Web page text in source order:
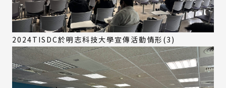
2024TISDC於明志科技大學宣傳活動情形(3)